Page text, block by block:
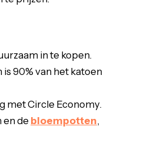
in te kopen.
is 90% van het katoen
met Circle Economy.
de bloempotten,